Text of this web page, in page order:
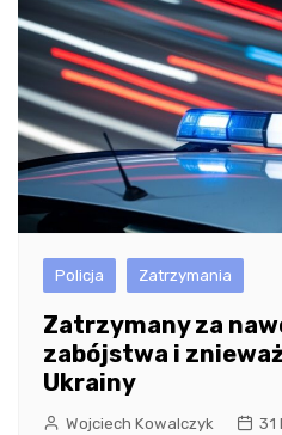
Policja Zatrzymania
Zatrzymany za
zabójstwa i
Ukrainy
Wojciech Kowalczyk 31